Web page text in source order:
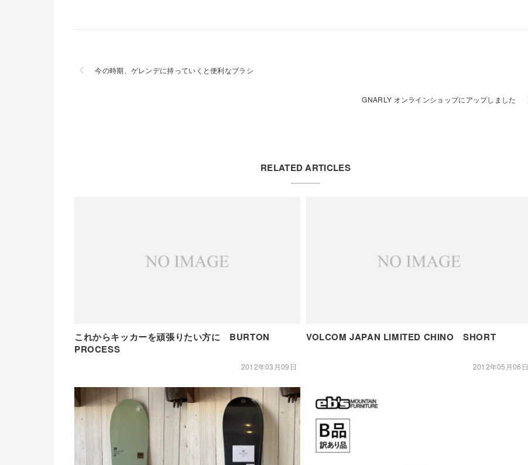
今の時期、ゲレンデに持っていくと便利なブラシ
GNARLY オンラインショップにアップしました
RELATED ARTICLES
これからキッカーを頑張りたい方に BURTON
PROCESS
2012年03月09日
VOLCOM JAPAN LIMITED CHINO SHORT
2012年05月06日